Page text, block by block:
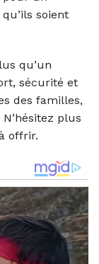
soient
qu’un
sécurité et
des familles,
plus
offrir.